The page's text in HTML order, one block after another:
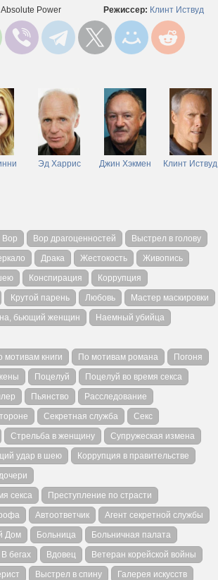
Absolute Power Режиссер: Клинт Иствуд
Эд Харрис Джин Хэкмен Клинт Иствуд
Вор Вор драгоценностей
Выстрел в голову
Драка Жестокость
Живопись
Конспирация
Коррупция
Крутой парень Любовь
Мастер маскировки
бьющий женщин
Наемный убийца
мотивам книги По мотивам романа
Погоня
Поцелуй
Поцелуй во время секса
Пьянство
Расследование
Секретная служба
Секс
Стрельба в женщину
Супружеская измена
удар в шею
Коррупция в правительстве
секса
Преступление по страсти
Автоответчик
Агент секретной службы
Дом Больница
Больничная палата
В бегах Вдовец
Ветеран корейской войны
Выстрел в спину
Галерея искусств